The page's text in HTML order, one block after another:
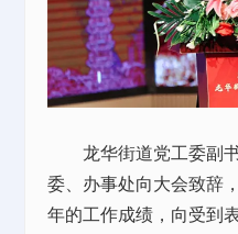
龙华街道党工委副书
委、办事处向大会致辞
年的工作成绩，向受到